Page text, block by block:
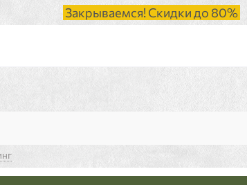
Закрываемся! Скидки до 80%